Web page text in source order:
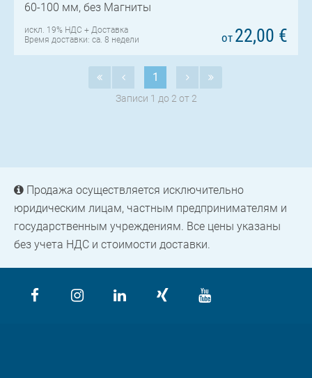
60-100 мм, без Магниты
от 22,00 €
искл. 19% НДС + Доставка
Время доставки: ca. 8 недели
1
Записи 1 до 2 от 2
Продажа осуществляется исключительно
юридическим лицам, частным предпринимателям и
государственным учреждениям. Все цены указаны
без учета НДС и стоимости доставки.